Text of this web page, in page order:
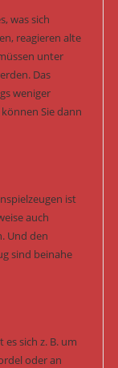
was sich
reagieren alte
unter
Das
weniger
Sie dann
ist
auch
Und den
sind beinahe
sich z. B. um
oder an